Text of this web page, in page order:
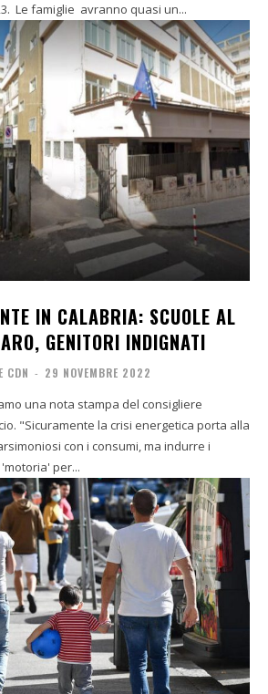
lunedì 30 gennaio 2023. Le famiglie avranno quasi un...
IN CALABRIA: SCUOLE AL
GENITORI INDIGNATI
CDN - 29 NOVEMBRE 2022
una nota stampa del consigliere
alla
con i consumi, ma indurre i
per...